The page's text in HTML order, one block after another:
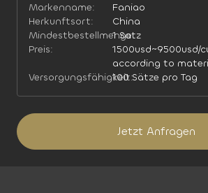
Markenname:
Faniao
Herkunftsort:
China
Mindestbestellmenge:
1 Satz
Preis:
1500usd~9500usd/
according to
Versorgungsfähigkeit:100 Sätze pro Tag
Jetzt Anfragen